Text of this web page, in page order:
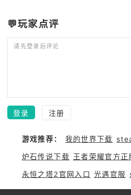
💬玩家点评
请先登录后评论
登录 注册
游戏推荐： 我的世界下载
炉石传说下载 王者荣耀官方正
永恒之塔2官网入口 光遇官服